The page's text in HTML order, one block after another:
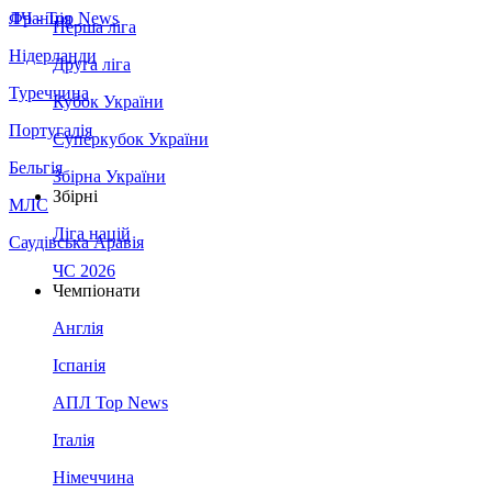
Франція
Нідерланди
Туреччина
Португалія
Бельгія
МЛС
Саудівська Аравія
ЛЧ - Top News
Перша ліга
Друга ліга
Кубок України
Суперкубок України
Збірна України
Збірні
Ліга націй
ЧС 2026
Чемпіонати
Англія
Іспанія
АПЛ Top News
Італія
Німеччина